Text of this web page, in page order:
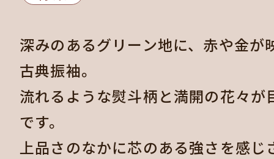
深みのあるグリーン地に、赤や金が
古典振袖。
流れるような熨斗柄と満開の花々が
です。
上品さのなかに芯のある強さを感じ